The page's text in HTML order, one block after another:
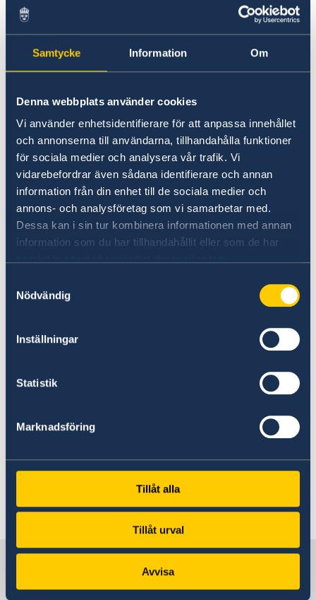
Samtycke Information Om
Denna webbplats använder cookies
Vi använder enhetsidentifierare för att anpassa innehållet
och annonserna till användarna, tillhandahålla funktioner
för sociala medier och analysera vår trafik. Vi
vidarebefordrar även sådana identifierare och annan
information från din enhet till de sociala medier och
annons- och analysföretag som vi samarbetar med.
Dessa kan i sin tur kombinera informationen med annan
information som du har tillhandahållit eller som de har
Nödvändig
Inställningar
Statistik
Marknadsföring
Tillåt alla
Tillåt urval
Avvisa
För att ansöka om ett provisoriskt pass
behöver du:
Uppfylla samma krav och ha samma
dokument som krävs för ett ordinarie
pass för vuxna, ellerpass för barn om
resenären är under 18 år
Uppvisa din flygbiljett som bevis på din
nära förestående resa
Om ditt ordinarie pass är
stulet/förkommet ska du ta med en
upprättad polisanmälan
Den sökande måste själv kontrollera om det
provisoriska pass i A4-format. Denna
information får du enklast genom att kontakta
återkallas och spärras när ett provisoriskt pass
Läs mer om hur vi behandlar dina
personuppgifter.
Sverige i Rumänien